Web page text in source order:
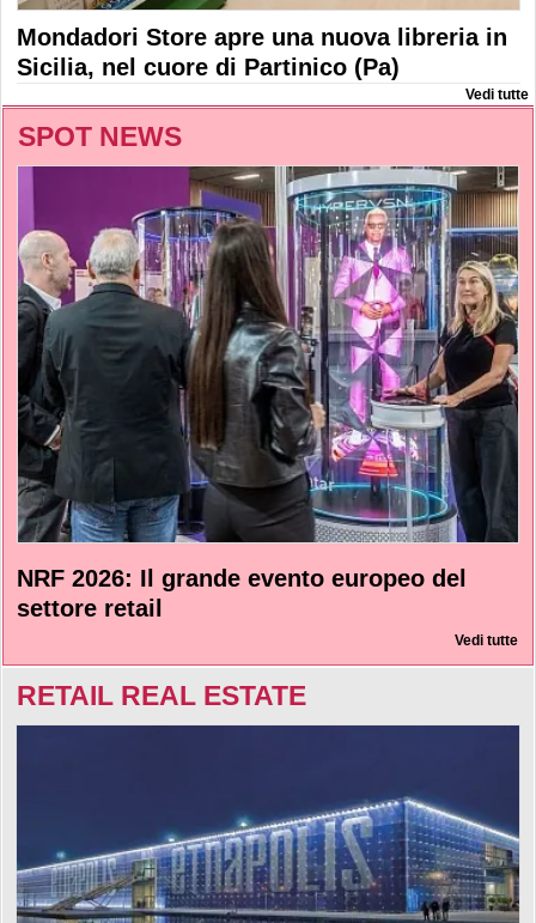
Mondadori Store apre una nuova libreria in
Sicilia, nel cuore di Partinico (Pa)
Vedi tutte
SPOT NEWS
NRF 2026: Il grande evento europeo del
settore retail
Vedi tutte
RETAIL REAL ESTATE